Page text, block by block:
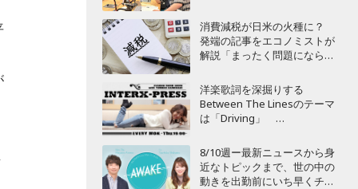
消費減税が日米の火種に？
発端の記事をエコノミストが
解説「まったく問題にならな
洋楽歌詞を深掘りする
Between The Linesのテーマ
は「Driving」
8/10週ー最新ニュースから身
近なトピックまで、世の中の
動きを出勤前にいち早くチェ